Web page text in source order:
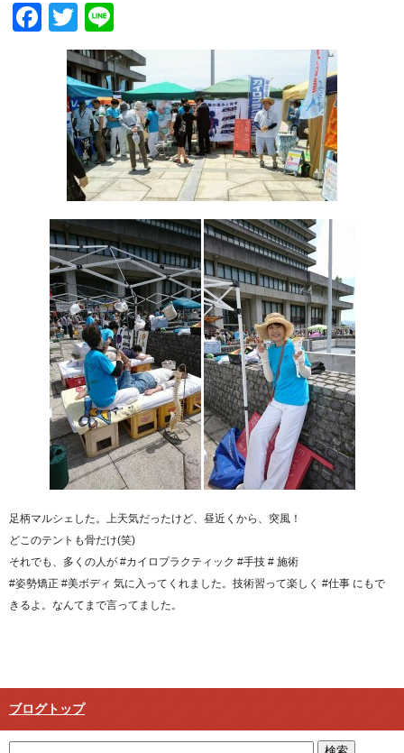
Facebook
Twitter
足柄マルシェした。上天気だったけど、昼近くから、突風！
どこのテントも骨だけ(笑)
それでも、多くの人が #カイロプラクティック #手技 # 施術
#姿勢矯正 #美ボディ 気に入ってくれました。技術習って楽しく #仕事 にもで
きるよ。なんてまで言ってました。
ブログトップ